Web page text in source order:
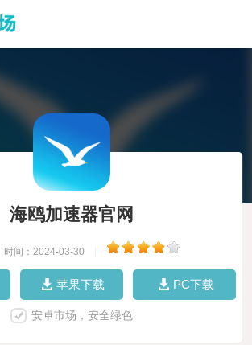
海鸥加速器官网
时间：2024-03-30
苹果下载 PC下载
安卓市场，安全绿色